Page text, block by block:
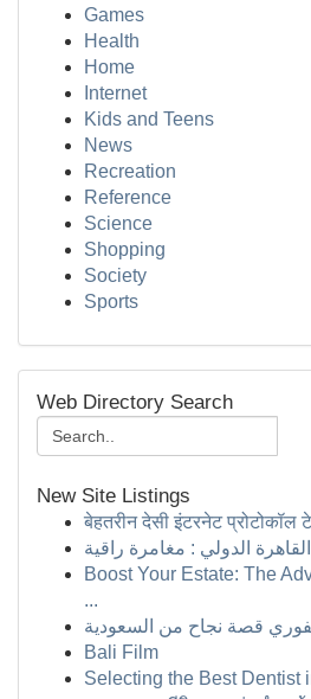
Games
Health
Home
Internet
Kids and Teens
News
Recreation
Reference
Science
Shopping
Society
Sports
Web Directory Search
New Site Listings
बेहतरीन देसी इंटरनेट प्रोटोकॉल
Boost Your Estate: The
...
قصة نجاح من السعودية
Bali Film
Selecting the Best Dentist